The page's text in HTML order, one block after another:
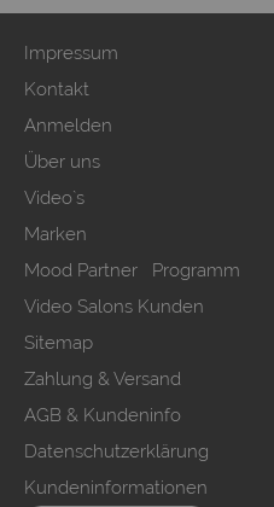
Impressum
Kontakt
Anmelden
Über uns
Video`s
Marken
Mood Partner Programm
Video Salons Kunden
Sitemap
Zahlung & Versand
AGB & Kundeninfo
Datenschutzerklärung
Kundeninformationen